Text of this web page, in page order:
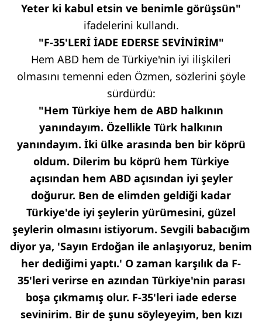
Yeter ki kabul etsin ve benimle görüşsün"
ifadelerini kullandı.
"F-35'LERİ İADE EDERSE SEVİNİRİM"
Hem ABD hem de Türkiye'nin iyi ilişkileri
olmasını temenni eden Özmen, sözlerini şöyle
sürdürdü:
"Hem Türkiye hem de ABD halkının
yanındayım. Özellikle Türk halkının
yanındayım. İki ülke arasında ben bir köprü
oldum. Dilerim bu köprü hem Türkiye
açısından hem ABD açısından iyi şeyler
doğurur. Ben de elimden geldiği kadar
Türkiye'de iyi şeylerin yürümesini, güzel
şeylerin olmasını istiyorum. Sevgili babacığım
diyor ya, 'Sayın Erdoğan ile anlaşıyoruz, benim
her dediğimi yaptı.' O zaman karşılık da F-
35'leri verirse en azından Türkiye'nin parası
boşa çıkmamış olur. F-35'leri iade ederse
sevinirim. Bir de şunu söyleyeyim, ben kızı